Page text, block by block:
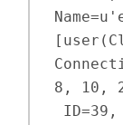
8, 10,